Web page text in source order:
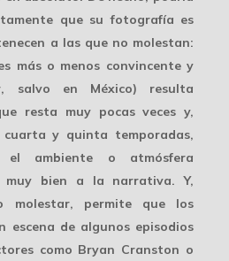
que su fotografía es
a las que no molestan:
más o menos convincente y
salvo en México) resulta
resta muy pocas veces y,
cuarta y quinta temporadas,
ambiente o atmósfera
muy bien a la narrativa. Y,
molestar, permite que los
escena de algunos episodios
como Bryan Cranston o